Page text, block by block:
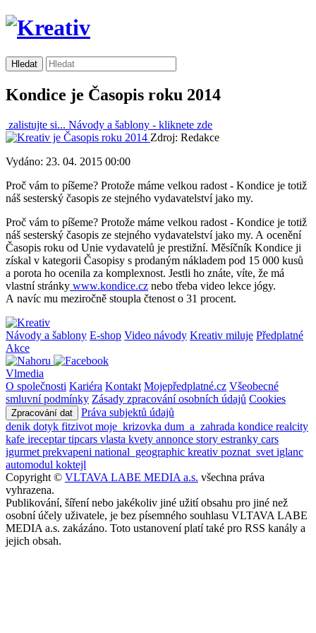
Kondice je Časopis roku 2014
zalistujte si... Návody a šablony - kliknete zde
Zdroj: Redakce
Vydáno: 23. 04. 2015 00:00
Proč vám to píšeme? Protože máme velkou radost - Kondice je totiž
náš sesterský časopis ze stejného vydavatelství jako my.
Proč vám to píšeme? Protože máme velkou radost - Kondice je totiž
náš sesterský časopis ze stejného vydavatelství jako my. A ocenění
Časopis roku od Unie vydavatelů je prestižní. Měsíčník Kondice ji
získal v kategorii Časopisy s prodaným nákladem pod 15 000 kusů
a porota ho ocenila za komplexnost. Jestli ho znáte, víte, že má
vlastní stránky www.kondice.cz nebo třeba video lekce jógy.
A navíc mu meziročně stoupla čtenost o 31 procent.
Návody a šablony E-shop Video návody Kreativ miluje Předplatné
Akce
Vlmedia
O společnosti Kariéra Kontakt Mojepředplatné.cz Všeobecné
smluvní podmínky Zásady zpracování osobních údajů Cookies
Zpracování dat
Práva subjektů údajů
denik dotyk fitzivot moje_krizovka dum_a_zahrada kondice realcity
kafe ireceptartipcars vlasta kvety annonce story estranky cars
igurmet prekvapeni national_geographic kreativ poznat_svet iglanc
automodul koktejl
Copyright © VLTAVA LABE MEDIA a.s. všechna práva
vyhrazena.
Publikování, šíření nebo jakékoliv jiné užití obsahu pro jiné než
osobní účely uživatele, je bez písemného souhlasu VLTAVA LABE
MEDIA a.s. zakázáno. Toto ustanovení platí také pro RSS kanály a
jejich obsah.